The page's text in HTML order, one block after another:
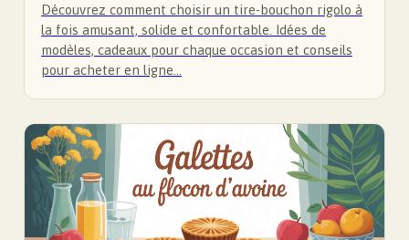
Découvrez comment choisir un tire-bouchon rigolo à
la fois amusant, solide et confortable. Idées de
modèles, cadeaux pour chaque occasion et conseils
pour acheter en ligne…